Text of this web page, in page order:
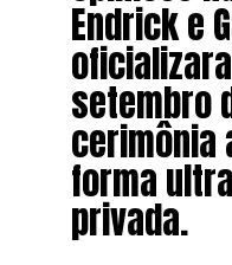
Endrick e
setembro
cerimônia
forma
privada.